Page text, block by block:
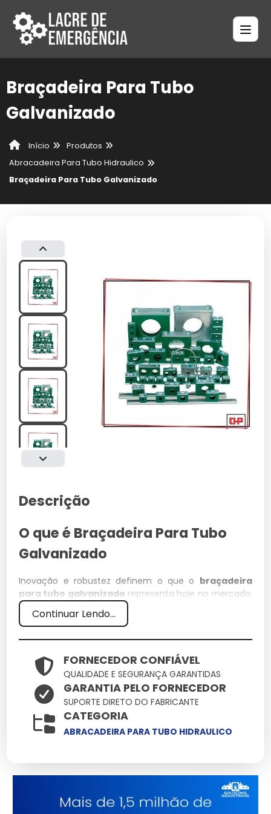
Braçadeira Para Tubo
Galvanizado
Início
Produtos
Abracadeira Para Tubo Hidraulico
Braçadeira Para Tubo Galvanizado
Descrição
O que é Braçadeira Para Tubo
Galvanizado
Inovação e robustez definem o que o braçadeira
para tubo galvanizado representa hoje no mercado.
Aqui você encontra soluções onde cada braçadeira
para tubo galvanizado deve entregar o máximo de
Especificações Técnicas
Atributo
Detalhes
Material
de alta densidade
Normas
com padrões de
segurança
Acabamento
Tratamento de
proteção UV
Continuar Lendo...
FORNECEDOR CONFIÁVEL
QUALIDADE E SEGURANÇA GARANTIDAS
GARANTIA PELO FORNECEDOR
SUPORTE DIRETO DO FABRICANTE
CATEGORIA
ABRACADEIRA PARA TUBO HIDRAULICO